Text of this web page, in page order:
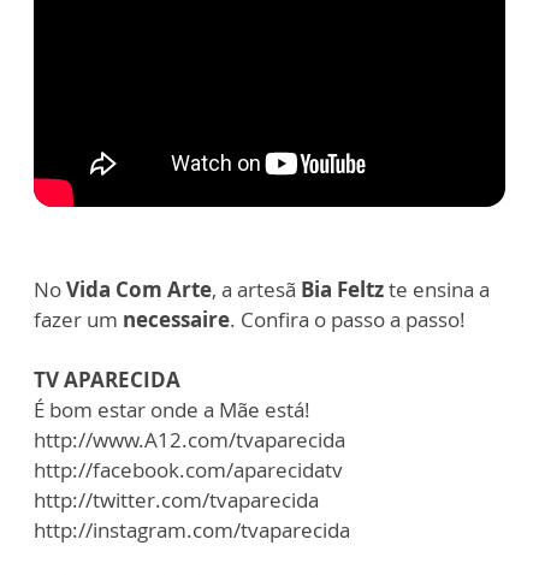
NoVida Com Arte, a artesã Bia Feltzte ensina a
fazer um necessaire. Confira o passo a passo!
TV APARECIDA
É bom estar onde a Mãe está!
http://www.A12.com/tvaparecida
http://facebook.com/aparecidatv
http://twitter.com/tvaparecida
http://instagram.com/tvaparecida